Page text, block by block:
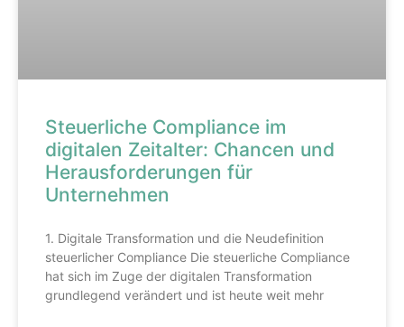
Steuerliche Compliance im
digitalen Zeitalter: Chancen und
Herausforderungen für
Unternehmen
1. Digitale Transformation und die Neudefinition
steuerlicher Compliance Die steuerliche Compliance
hat sich im Zuge der digitalen Transformation
grundlegend verändert und ist heute weit mehr